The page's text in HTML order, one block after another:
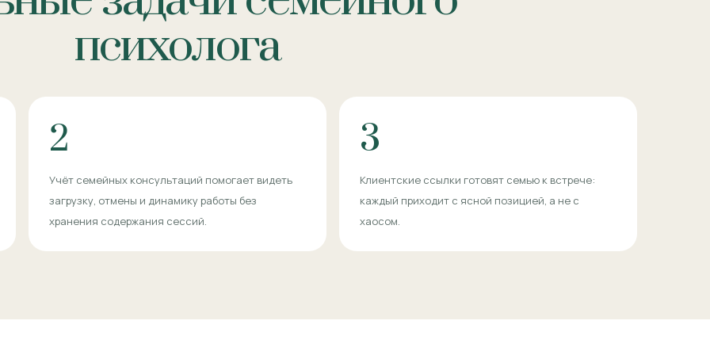
психолога
2
Учёт семейных консультаций помогает видеть
загрузку, отмены и динамику работы без
хранения содержания сессий.
3
Клиентские ссылки готовят семью к встрече:
каждый приходит с ясной позицией, а не с
хаосом.